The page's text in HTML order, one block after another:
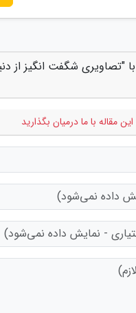
"تصاویری شگفت انگیز از
مقاله با ما درمیان بگذارید